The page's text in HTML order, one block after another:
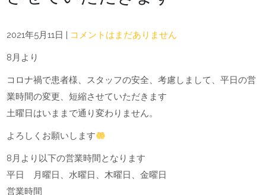
2021年5月11日 | コメントはまだありません
8月より
コロナ禍で患者様、スタッフの安全、考慮しまして、平日の営
業時間の変更、短縮させていただきます
土曜日はいままで通り変わりません。
よろしくお願いします
8月より以下の営業時間となります
平日 月曜日、水曜日、木曜日、金曜日
営業時間